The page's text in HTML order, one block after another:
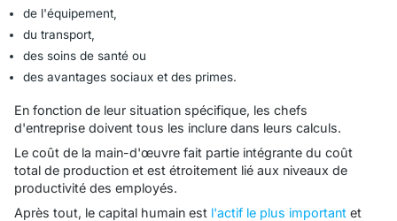
de l'équipement,
du transport,
des soins de santé ou
des avantages sociaux et des primes.
En fonction de leur situation spécifique, les chefs
d'entreprise doivent tous les inclure dans leurs calculs.
Le coût de la main-d'œuvre fait partie intégrante du coût
total de production et est étroitement lié aux niveaux de
productivité des employés.
Après tout, le capital humain est l'actif le plus important et